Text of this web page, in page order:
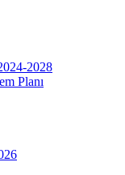
2028
Planı